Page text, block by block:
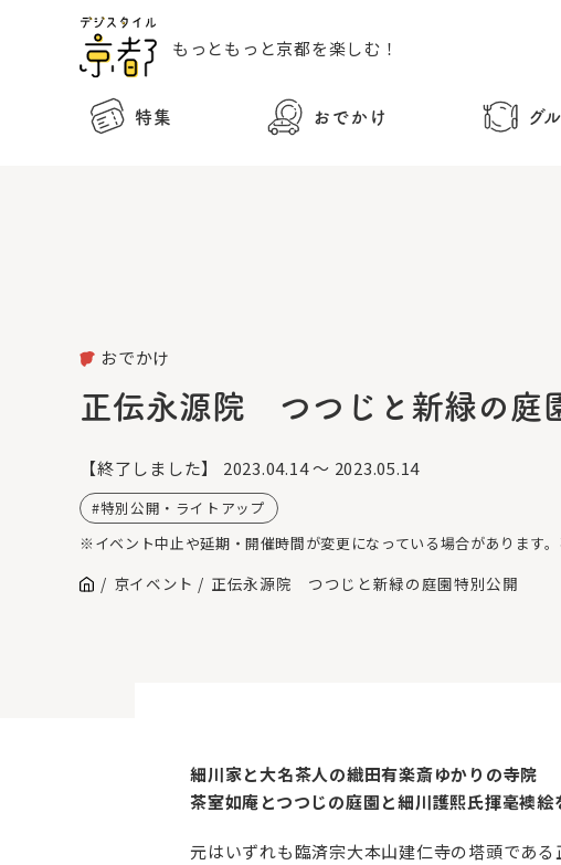
もっともっと京都を楽しむ！
特集 おでかけ グ
おでかけ
正伝永源院 つつじと新緑の庭
【終了しました】 2023.04.14 ～ 2023.05.14
特別公開・ライトアップ
※イベント中止や延期・開催時間が変更になっている場合があります
京イベント 正伝永源院 つつじと新緑の庭園特別公開
細川家と大名茶人の織田有楽斎ゆかりの寺院
茶室如庵とつつじの庭園と細川護熙氏揮毫襖絵
元はいずれも臨済宗大本山建仁寺の塔頭であ